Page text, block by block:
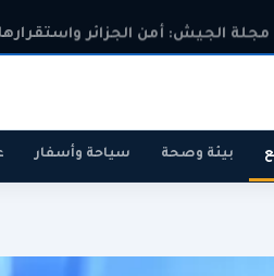
مجلة الجيش: أمن الجزائر
بيئة وصحة سياحة وأسفار